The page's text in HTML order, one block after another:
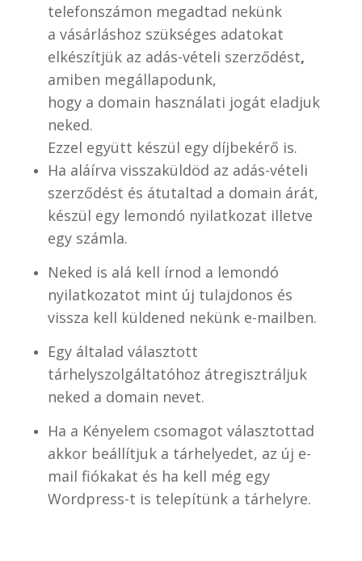
telefonszámon megadtad nekünk
a vásárláshoz szükséges adatokat
elkészítjük az adás-vételi szerződést,
amiben megállapodunk,
hogy a domain használati jogát eladjuk
neked.
Ezzel együtt készül egy díjbekérő is.
Ha aláírva visszaküldöd az adás-vételi
szerződést és átutaltad a domain árát,
készül egy lemondó nyilatkozat illetve
egy számla.
Neked is alá kell írnod a lemondó
nyilatkozatot mint új tulajdonos és
vissza kell küldened nekünk e-mailben.
Egy általad választott
tárhelyszolgáltatóhoz átregisztráljuk
neked a domain nevet.
Ha a Kényelem csomagot választottad
akkor beállítjuk a tárhelyedet, az új e-
mail fiókakat és ha kell még egy
Wordpress-t is telepítünk a tárhelyre.